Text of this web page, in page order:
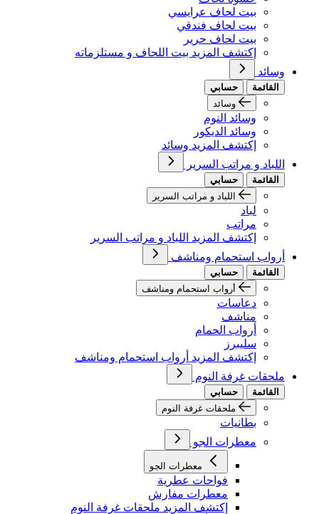
بيت لحاف عرايسي
بيت لحاف فندقي
بيت لحاف حرير
إكتشف المزيد بيت اللحاف و مستلزماته
وسائد
القائمة
حسابي
وسائد
وسائد النوم
وسائد الديكور
إكتشف المزيد وسائد
اللباد و مراتب السرير
القائمة
حسابي
اللباد و مراتب السرير
لباد
مراتب
إكتشف المزيد اللباد و مراتب السرير
أرواب استحمام ومناشف
القائمة
حسابي
أرواب استحمام ومناشف
دعاسات
مناشف
أرواب الحمام
سليبرز
إكتشف المزيد أرواب استحمام ومناشف
ملحقات غرفة النوم
القائمة
حسابي
ملحقات غرفة النوم
بطانيات
معطرات الجو
معطرات الجو
فواحات عطرية
معطرات مفارش
إكتشف المزيد ملحقات غرفة النوم